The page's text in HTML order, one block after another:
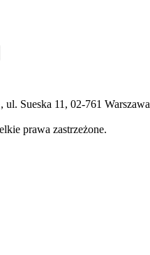
Sueska 11, 02-761 Warszawa
prawa zastrzeżone.